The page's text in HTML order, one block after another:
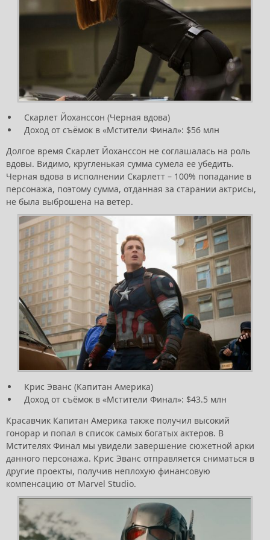
Скарлет Йоханссон (Черная вдова)
Доход от съёмок в «Мстители Финал»: $56 млн
Долгое время Скарлет Йоханссон не соглашалась на роль
вдовы. Видимо, кругленькая сумма сумела ее убедить.
Черная вдова в исполнении Скарлетт – 100% попадание в
персонажа, поэтому сумма, отданная за старании актрисы,
не была выброшена на ветер.
Крис Эванс (Капитан Америка)
Доход от съёмок в «Мстители Финал»: $43.5 млн
Красавчик Капитан Америка также получил высокий
гонорар и попал в список самых богатых актеров. В
Мстителях Финал мы увидели завершение сюжетной арки
данного персонажа. Крис Эванс отправляется сниматься в
другие проекты, получив неплохую финансовую
компенсацию от Marvel Studio.